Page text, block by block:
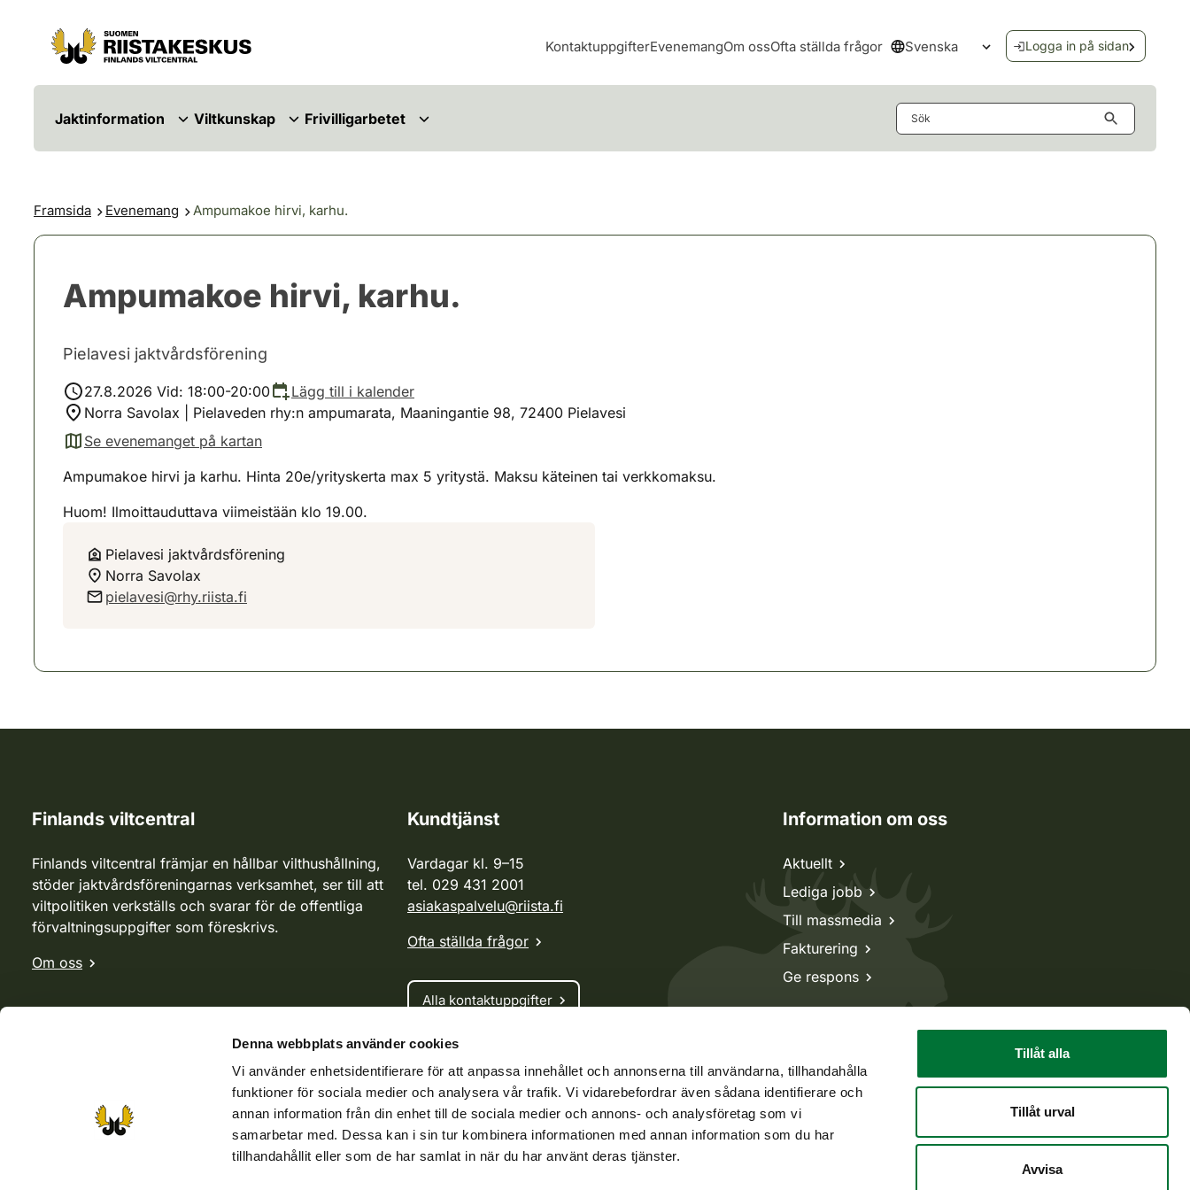
Denna webbplats använder cookies
Vi använder enhetsidentifierare för att anpassa innehållet och annonserna till användarna, tillhandahålla
funktioner för sociala medier och analysera vår trafik. Vi vidarebefordrar även sådana identifierare och
annan information från din enhet till de sociala medier och annons- och analysföretag som vi
samarbetar med. Dessa kan i sin tur kombinera informationen med annan information som du har
tillhandahållit eller som de har samlat in när du har använt deras tjänster.
Tillåt alla
Tillåt urval
Avvisa
Hoppa till innehåll
Gå till webbplatskartan
KontaktuppgifterEvenemangOm ossOfta ställda frågor Svenska
Öppna språkmenyn
Logga in på sidan
Jaktinformation Viltkunskap Frivilligarbetet
Framsida Evenemang Ampumakoe hirvi, karhu.
Ampumakoe hirvi, karhu.
Pielavesi jaktvårdsförening
27.8.2026 Vid: 18:00-20:00
Lägg till i kalender
Norra Savolax | Pielaveden rhy:n ampumarata, Maaningantie 98, 72400 Pielavesi
Se evenemanget på kartan
(avautuu uuteen välilehteen)
Ampumakoe hirvi ja karhu. Hinta 20e/yrityskerta max 5 yritystä. Maksu käteinen tai verkkomaksu.
Huom! Ilmoittauduttava viimeistään klo 19.00.
Pielavesi jaktvårdsförening
Norra Savolax
pielavesi@rhy.riista.fi
Finlands viltcentral
Finlands viltcentral främjar en hållbar vilthushållning,
stöder jaktvårdsföreningarnas verksamhet, ser till att
viltpolitiken verkställs och svarar för de offentliga
förvaltningsuppgifter som föreskrivs.
Om oss
Kundtjänst
Vardagar kl. 9–15
tel. 029 431 2001
asiakaspalvelu@riista.fi
Ofta ställda frågor
Alla kontaktuppgifter
Jaktkort
Oma riista -tjänsten
Ansökan om licenser och dispenser
Information om oss
Aktuellt
Lediga jobb
Till massmedia
Fakturering
Ge respons